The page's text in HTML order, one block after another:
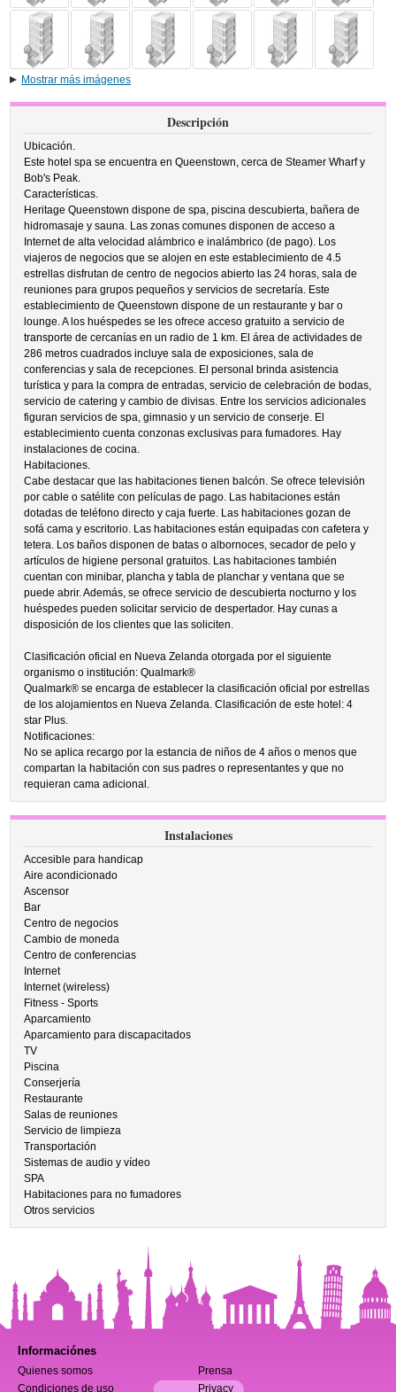
Mostrar más imágenes
Descripción
Ubicación.
Este hotel spa se encuentra en Queenstown, cerca de Steamer Wharf y
Bob's Peak.
Características.
Heritage Queenstown dispone de spa, piscina descubierta, bañera de
hidromasaje y sauna. Las zonas comunes disponen de acceso a
Internet de alta velocidad alámbrico e inalámbrico (de pago). Los
viajeros de negocios que se alojen en este establecimiento de 4.5
estrellas disfrutan de centro de negocios abierto las 24 horas, sala de
reuniones para grupos pequeños y servicios de secretaría. Este
establecimiento de Queenstown dispone de un restaurante y bar o
lounge. A los huéspedes se les ofrece acceso gratuito a servicio de
transporte de cercanías en un radio de 1 km. El área de actividades de
286 metros cuadrados incluye sala de exposiciones, sala de
conferencias y sala de recepciones. El personal brinda asistencia
turística y para la compra de entradas, servicio de celebración de bodas,
servicio de catering y cambio de divisas. Entre los servicios adicionales
figuran servicios de spa, gimnasio y un servicio de conserje. El
establecimiento cuenta conzonas exclusivas para fumadores. Hay
instalaciones de cocina.
Habitaciones.
Cabe destacar que las habitaciones tienen balcón. Se ofrece televisión
por cable o satélite con películas de pago. Las habitaciones están
dotadas de teléfono directo y caja fuerte. Las habitaciones gozan de
sofá cama y escritorio. Las habitaciones están equipadas con cafetera y
tetera. Los baños disponen de batas o albornoces, secador de pelo y
artículos de higiene personal gratuitos. Las habitaciones también
cuentan con minibar, plancha y tabla de planchar y ventana que se
puede abrir. Además, se ofrece servicio de descubierta nocturno y los
huéspedes pueden solicitar servicio de despertador. Hay cunas a
disposición de los clientes que las soliciten.
Clasificación oficial en Nueva Zelanda otorgada por el siguiente
organismo o institución: Qualmark®
Qualmark® se encarga de establecer la clasificación oficial por estrellas
de los alojamientos en Nueva Zelanda. Clasificación de este hotel: 4
star Plus.
Notificaciones:
No se aplica recargo por la estancia de niños de 4 años o menos que
compartan la habitación con sus padres o representantes y que no
requieran cama adicional.
Instalaciones
Accesible para handicap
Aire acondicionado
Ascensor
Bar
Centro de negocios
Cambio de moneda
Centro de conferencias
Internet
Internet (wireless)
Fitness - Sports
Aparcamiento
Aparcamiento para discapacitados
TV
Piscina
Conserjería
Restaurante
Salas de reuniones
Servicio de limpieza
Transportación
Sistemas de audio y vídeo
SPA
Habitaciones para no fumadores
Otros servicios
Informaciónes
Quienes somos
Prensa
Condiciones de uso
Privacy